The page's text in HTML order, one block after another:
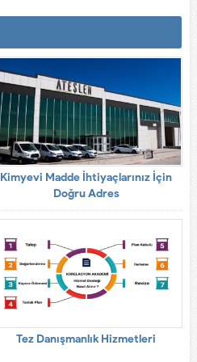
Kimyevi Madde İhtiyaçlarınız İçin
Doğru Adres
Tez Danışmanlık Hizmetleri